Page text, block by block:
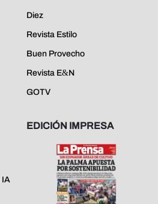
Diez
Revista Estilo
Buen Provecho
Revista E&N
GOTV
IA
EDICIÓN IMPRESA